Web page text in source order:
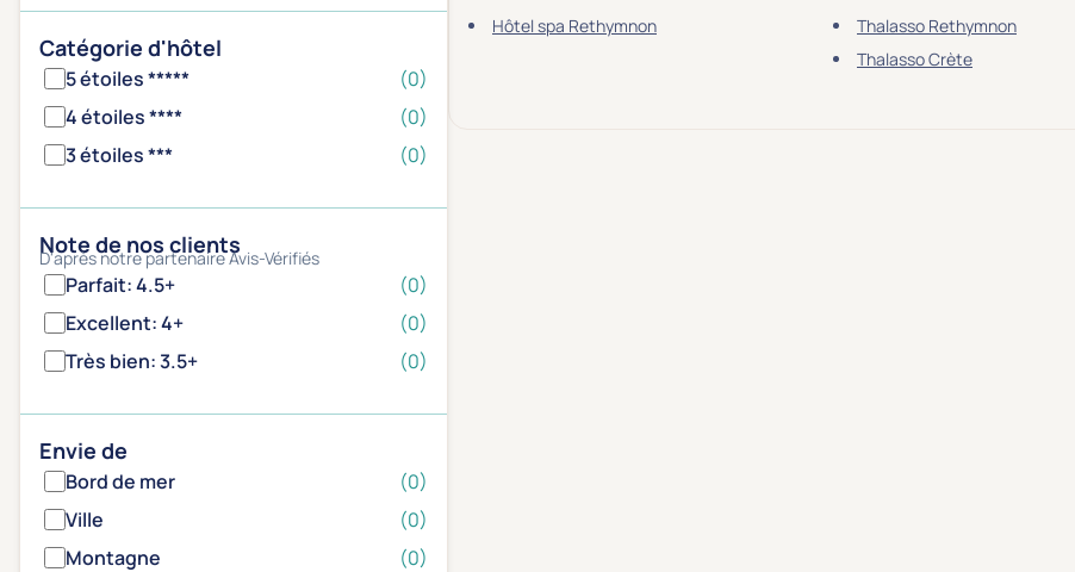
Catégorie d'hôtel
5 étoiles *****
(0)
4 étoiles ****
(0)
3 étoiles ***
(0)
Note de nos clients
D'après notre partenaire Avis-Vérifiés
Parfait: 4.5+
(0)
Excellent: 4+
(0)
Très bien: 3.5+
(0)
Envie de
Bord de mer
(0)
Ville
(0)
Montagne
(0)
Hôtel spa Rethymnon
Thalasso Rethymnon
Thalasso Crète